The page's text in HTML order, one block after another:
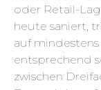
oder Retail-
heute saniert,
auf
entsprechend
zwischen